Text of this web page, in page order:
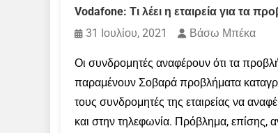
Vodafone: Τι λέει η εταιρεία για τα
31 Ιουλίου, 2021
Βάσω Μπέκα
Οι συνδρομητές αναφέρουν ότι τα
παραμένουν Σοβαρά προβλήματα
τους συνδρομητές της εταιρείας να
και στην τηλεφωνία. Πρόβλημα, επίσης,